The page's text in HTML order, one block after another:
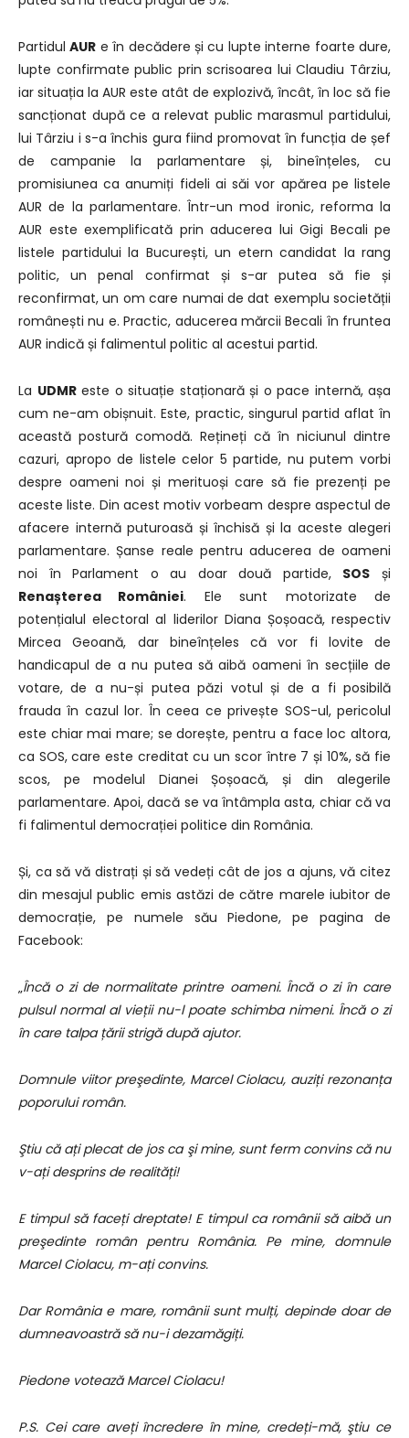
PartidulAUR e în decădere și cu lupte interne foarte dure,
lupte confirmate public prin scrisoarea lui Claudiu Târziu,
iar situația la AUR este atât de explozivă, încât, în loc să fie
sancționat după ce a relevat public marasmul partidului,
lui Târziu i s-a închis gura fiind promovat în funcția de șef
de campanie la parlamentare și, bineînțeles, cu
promisiunea ca anumiți fideli ai săi vor apărea pe listele
AUR de la parlamentare. Într-un mod ironic, reforma la
AUR este exemplificată prin aducerea lui Gigi Becali pe
listele partidului la București, un etern candidat la rang
politic, un penal confirmat și s-ar putea să fie și
reconfirmat, un om care numai de dat exemplu societății
românești nu e. Practic, aducerea mărcii Becali în fruntea
AUR indică și falimentul politic al acestui partid.
La UDMReste o situație staționară și o pace internă, așa
cum ne-am obișnuit. Este, practic, singurul partid aflat în
această postură comodă. Rețineți că în niciunul dintre
cazuri, apropo de listele celor 5 partide, nu putem vorbi
despre oameni noi și merituoși care să fie prezenți pe
aceste liste. Din acest motiv vorbeam despre aspectul de
afacere internă puturoasă și închisă și la aceste alegeri
parlamentare. Șanse reale pentru aducerea de oameni
noi în Parlament o au doar două partide, SOS și
Renașterea României. Ele sunt motorizate de
potențialul electoral al liderilor Diana Șoșoacă, respectiv
Mircea Geoană, dar bineînțeles că vor fi lovite de
handicapul de a nu putea să aibă oameni în secțiile de
votare, de a nu-și putea păzi votul și de a fi posibilă
frauda în cazul lor. În ceea ce privește SOS-ul, pericolul
este chiar mai mare; se dorește, pentru a face loc altora,
ca SOS, care este creditat cu un scor între 7 și 10%, să fie
scos, pe modelul Dianei Șoșoacă, și din alegerile
parlamentare. Apoi, dacă se va întâmpla asta, chiar că va
fi falimentul democrației politice din România.
Și, ca să vă distrați și să vedeți cât de jos a ajuns, vă citez
din mesajul public emis astăzi de către marele iubitor de
democrație, pe numele său Piedone, pe pagina de
Facebook:
„Încă o zi de normalitate printre oameni. Încă o zi în care
pulsul normal al vieții nu-l poate schimba nimeni. Încă o zi
în care talpa țării strigă după ajutor.
Domnule viitor preşedinte, Marcel Ciolacu, auziți rezonanța
poporului român.
Ştiu că ați plecat de jos ca şi mine, sunt ferm convins că nu
v-ați desprins de realități!
E timpul să faceți dreptate! E timpul ca românii să aibă un
preşedinte român pentru România. Pe mine, domnule
Marcel Ciolacu, m-ați convins.
Dar România e mare, românii sunt mulți, depinde doar de
dumneavoastră să nu-i dezamăgiți.
Piedone votează Marcel Ciolacu!
P.S. Cei care aveți încredere în mine, credeți-mă, ştiu ce